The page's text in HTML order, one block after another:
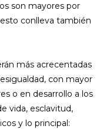
son mayores por
conlleva también
más acrecentadas
con mayor
o en desarrollo a los
vida, esclavitud,
y lo principal: